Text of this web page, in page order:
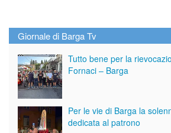
Giornale di Barga Tv
Tutto bene per la
Fornaci – Barga
Per le vie di Barga la
dedicata al patrono